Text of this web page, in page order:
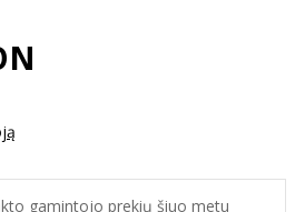
gamintojo prekių šiuo metu